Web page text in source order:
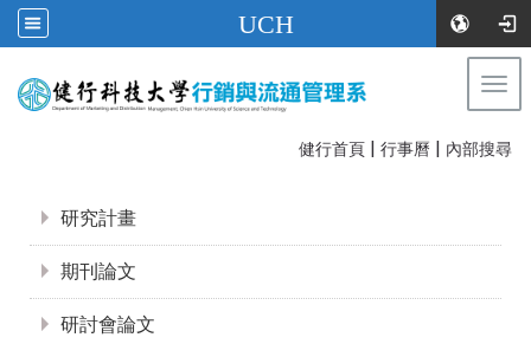
UCH
健行首頁 | 行事曆 | 內部搜尋
研究計畫
期刊論文
研討會論文